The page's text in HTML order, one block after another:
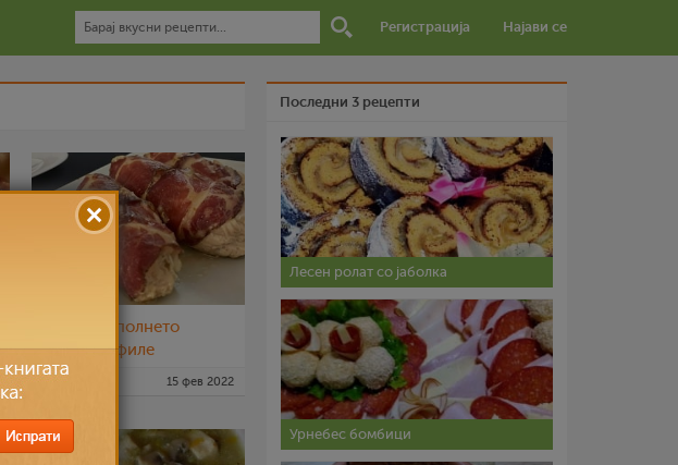
Регистрација Најави се
Виткано, полнето
пилешко филе
15 фев 2022
Последни 3 рецепти
Лесен ролат со јаболка
Урнебес бомбици